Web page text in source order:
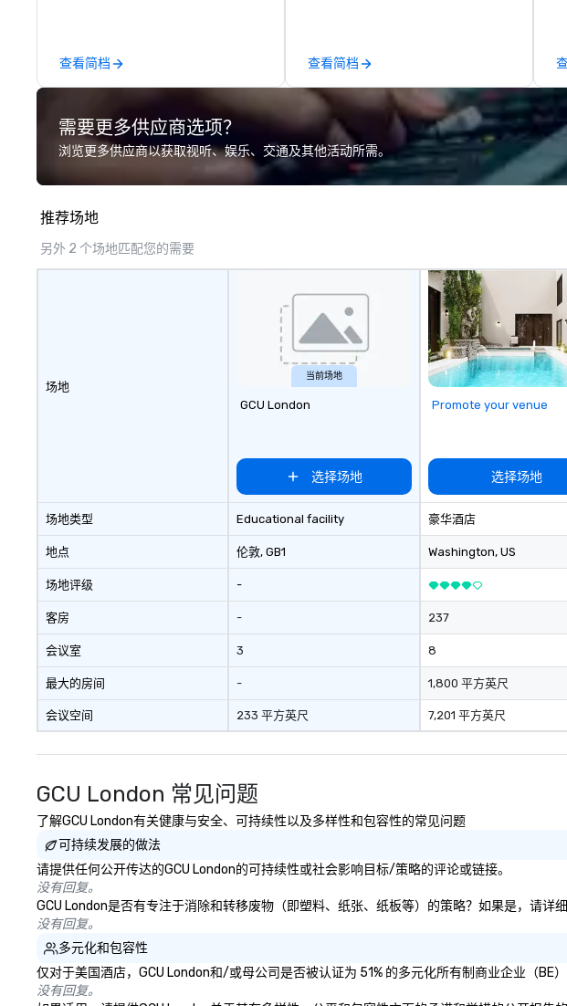
perfectly maintained fleet of late
model luxury vehicles to the
professional team of chauffeurs
and support staff; you will know
Costa Limousine.
查看简档 查看简档
需要更多供应商选项？
浏览更多供应商以获取视听、娱乐、交通及其他活动所需。
推荐场地
另外 2 个场地匹配您的需要
场地
场地类型
地点
场地评级
客房
会议室
最大的房间
会议空间
当前场地
GCU London
选择场地
Educational facility
伦敦, GB1
-
-
3
-
233 平方英尺
Promote your venue
选择场地
豪华酒店
Washington, US
237
8
1,800 平方英尺
7,201 平方英尺
GCU London 常见问题
了解GCU London有关健康与安全、可持续性以及多样性和包容性的常见问题
可持续发展的做法
请提供任何公开传达的GCU London的可持续性或社会影响目标/策略的评论或链接。
没有回复。
GCU London是否有专注于消除和转移废物（即塑料、纸张、纸板等）的策略？如果是，请详
没有回复。
多元化和包容性
仅对于美国酒店，GCU London和/或母公司是否被认证为 51% 的多元化所有制商业企业（BE
没有回复。